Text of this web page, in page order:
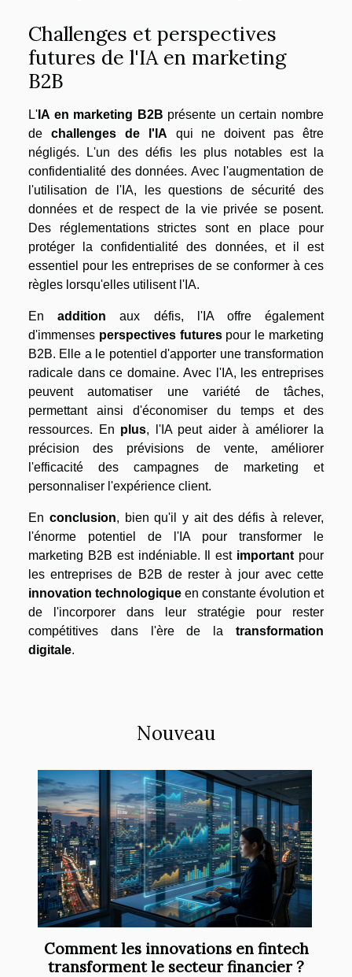
Challenges et perspectives
futures de l'IA en marketing
B2B
L' IA en marketing B2B présente un certain nombre
de challenges de l'IA qui ne doivent pas être
négligés. L'un des défis les plus notables est la
confidentialité des données. Avec l'augmentation de
l'utilisation de l'IA, les questions de sécurité des
données et de respect de la vie privée se posent.
Des réglementations strictes sont en place pour
protéger la confidentialité des données, et il est
essentiel pour les entreprises de se conformer à ces
règles lorsqu'elles utilisent l'IA.
Enaddition aux défis, l'IA offre également
d'immenses perspectives futurespour le marketing
B2B. Elle a le potentiel d'apporter une transformation
radicale dans ce domaine. Avec l'IA, les entreprises
peuvent automatiser une variété de tâches,
permettant ainsi d'économiser du temps et des
ressources. En plus, l'IA peut aider à améliorer la
précision des prévisions de vente, améliorer
l'efficacité des campagnes de marketing et
personnaliser l'expérience client.
En conclusion, bien qu'il y ait des défis à relever,
l'énorme potentiel de l'IA pour transformer le
marketing B2B est indéniable. Il est important pour
les entreprises de B2B de rester à jour avec cette
innovation technologique en constante évolution et
de l'incorporer dans leur stratégie pour rester
compétitives dans l'ère de la transformation
digitale.
Nouveau
Comment les innovations en fintech
transforment le secteur financier ?